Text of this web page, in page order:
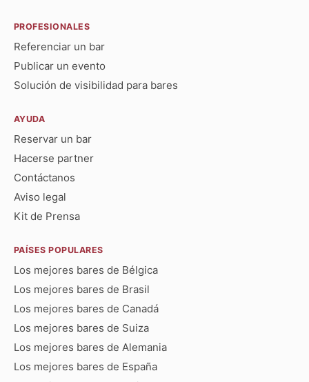
PROFESIONALES
Referenciar un bar
Publicar un evento
Solución de visibilidad para bares
AYUDA
Reservar un bar
Hacerse partner
Contáctanos
Aviso legal
Kit de Prensa
PAÍSES POPULARES
Los mejores bares de Bélgica
Los mejores bares de Brasil
Los mejores bares de Canadá
Los mejores bares de Suiza
Los mejores bares de Alemania
Los mejores bares de España